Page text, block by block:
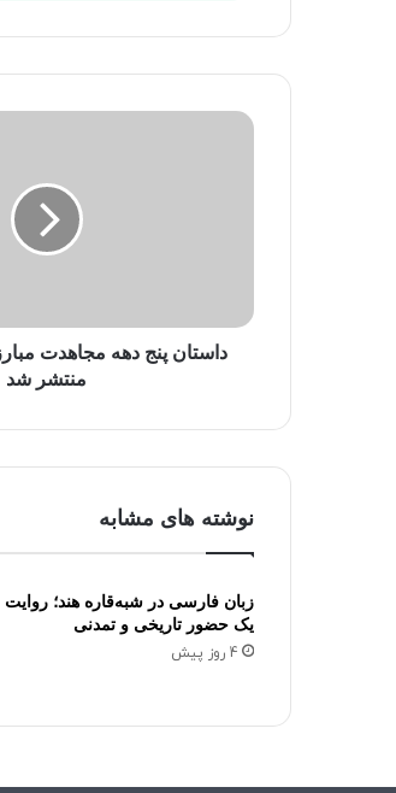
ی
خ
د
داستان پنج دهه مجاهدت
منتشر شد
نوشته های مشابه
زبان فارسی در شبه‌قاره هند؛ روایت
یک حضور تاریخی و تمدنی
4 روز پیش